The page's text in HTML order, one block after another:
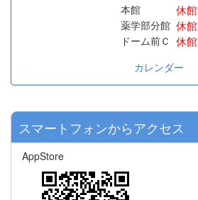
本館
休館
薬学部分館 休館
ドーム前Ｃ 休館
カレンダー
スマートフォンからアクセス
AppStore